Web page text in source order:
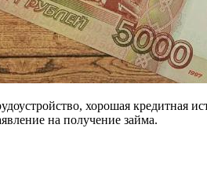
хорошая кредитная
на получение займа.